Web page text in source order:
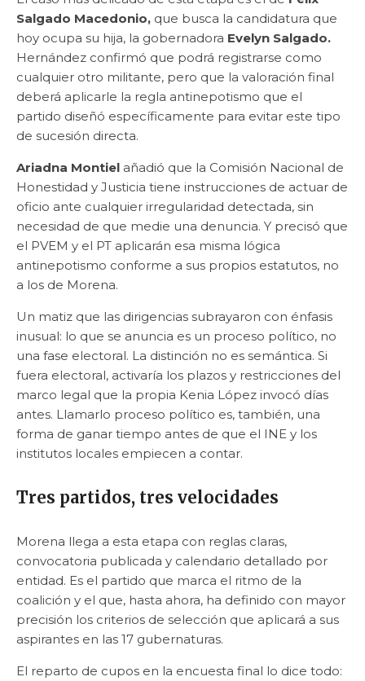
Salgado Macedonio, que busca la candidatura que
hoy ocupa su hija, la gobernadora Evelyn Salgado.
Hernández confirmó que podrá registrarse como
cualquier otro militante, pero que la valoración final
deberá aplicarle la regla antinepotismo que el
partido diseñó específicamente para evitar este tipo
de sucesión directa.
Ariadna Montiel añadió que la Comisión Nacional de
Honestidad y Justicia tiene instrucciones de actuar de
oficio ante cualquier irregularidad detectada, sin
necesidad de que medie una denuncia. Y precisó que
el PVEM y el PT aplicarán esa misma lógica
antinepotismo conforme a sus propios estatutos, no
a los de Morena.
Un matiz que las dirigencias subrayaron con énfasis
inusual: lo que se anuncia es un proceso político, no
una fase electoral. La distinción no es semántica. Si
fuera electoral, activaría los plazos y restricciones del
marco legal que la propia Kenia López invocó días
antes. Llamarlo proceso político es, también, una
forma de ganar tiempo antes de que el INE y los
institutos locales empiecen a contar.
Tres partidos, tres velocidades
Morena llega a esta etapa con reglas claras,
convocatoria publicada y calendario detallado por
entidad. Es el partido que marca el ritmo de la
coalición y el que, hasta ahora, ha definido con mayor
precisión los criterios de selección que aplicará a sus
aspirantes en las 17 gubernaturas.
El reparto de cupos en la encuesta final lo dice todo: